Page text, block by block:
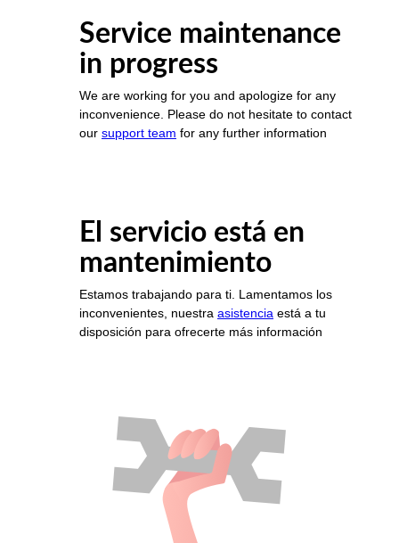
Service maintenance
in progress
We are working for you and apologize for any
inconvenience. Please do not hesitate to contact
our support team for any further information
El servicio está en
mantenimiento
Estamos trabajando para ti. Lamentamos los
inconvenientes, nuestra asistencia está a tu
disposición para ofrecerte más información